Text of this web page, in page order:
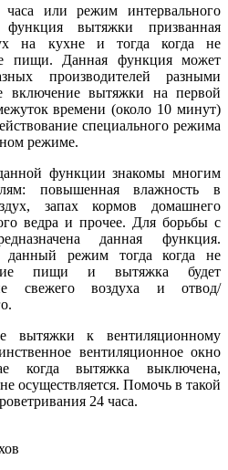
или режим интервального
функция вытяжки призванная
на кухне и тогда когда не
пищи. Данная функция может
производителей разными
включение вытяжки на первой
времени (около 10 минут)
специального режима
режиме.
функции знакомы многим
повышенная влажность в
запах кормов домашнего
ведра и прочее. Для борьбы с
данная функция.
данный режим тогда когда не
пищи и вытяжка будет
свежего воздуха и отвод/
вытяжки к вентиляционному
вентиляционное окно
когда вытяжка выключена,
осуществляется. Помочь в такой
24 часа.